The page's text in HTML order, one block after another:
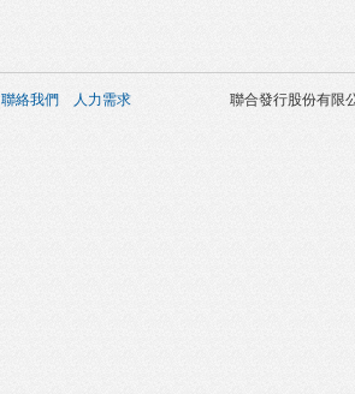
聯絡我們 人力需求 聯合發行股份有限